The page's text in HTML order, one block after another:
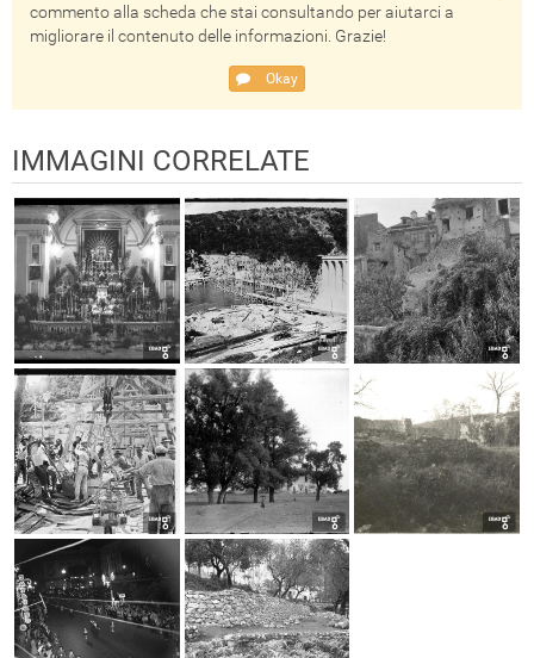
commento alla scheda che stai consultando per aiutarci a
migliorare il contenuto delle informazioni. Grazie!
Okay
IMMAGINI CORRELATE